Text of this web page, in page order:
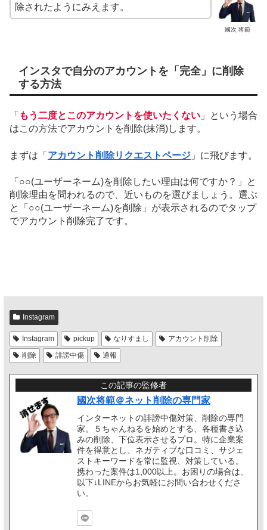
國次 将範
除されたようにみえます。
インスタで自分のアカウントを「完全」に削除
する方法
「 もう二度とこのアカウントを使いたくない 」という場合
はこの方法でアカウントを削除(抹消)します。
まずは「 アカウント削除リクエストページ 」に飛びます。
「○○(ユーザーネーム)を削除したい理由は何ですか？」と
削除理由を問われるので、近いものを選びましょう。選ぶ
と「○○(ユーザーネーム)を削除」が表示されるのでタップ
でアカウント削除完了です。
Instagram
Instagram pickup なりすまし
アカウント削除
削除
誹謗中傷 通報
この記事の監修者
國次将範＠ネット削除の専門家
インターネットの誹謗中傷対策、削除の専門
家。５ちゃんねるを始めとする、各種書き込
みの削除、下位表示させるプロ。特に企業案
件を得意とし、ネガティブな口コミ、サジェ
ストキーワードを常に監視、対策している。
携わった案件は1,000以上。お困りの場合は、
以下↓LINEからお気軽にお問い合わせくださ
い。